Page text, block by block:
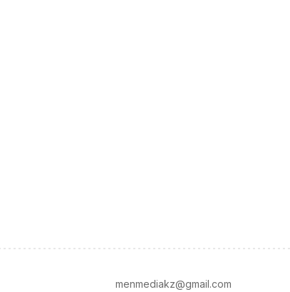
menmediakz@gmail.com